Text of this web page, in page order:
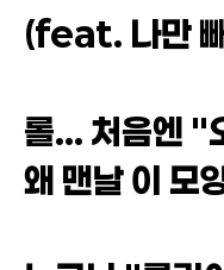
(feat. 나만
롤... 처음엔 "
왜 맨날 이 모